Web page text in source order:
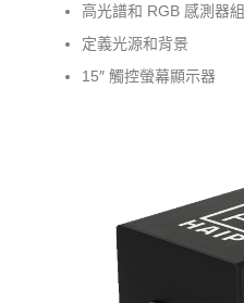
高光譜和 RGB 感測器組
定義光源和背景
15″ 觸控螢幕顯示器